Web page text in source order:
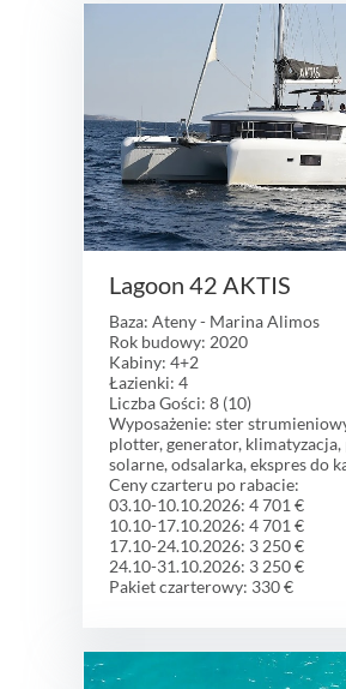
Lagoon 42 AKTIS
Baza: Ateny - Marina Alimos
Rok budowy: 2020
Kabiny: 4+2
Łazienki: 4
Liczba Gości: 8 (10)
Wyposażenie: ster
plotter, generator, klimatyzacja,
solarne, odsalarka, ekspres do
Ceny czarteru po rabacie:
03.10-10.10.2026: 4 701 €
10.10-17.10.2026: 4 701 €
17.10-24.10.2026: 3 250 €
24.10-31.10.2026: 3 250 €
Pakiet czarterowy: 330 €